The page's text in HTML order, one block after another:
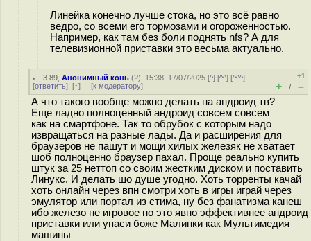
Линейка конечно лучше стока, но это всё равно
ведро, со всеми его тормозами и огороженностью.
Например, как там без боли поднять nfs? А для
телевизионной приставки это весьма актуально.
3.89 ,Анонимный конь (?), 15:38, 17/07/2025 [^] [^^] [^^^]
[ответить] [↑] [к модератору]
+1
+ / –
А что такого вообще можно делать на андроид тв?
Еще ладно полноценный андроид совсем совсем
как на смартфоне. Так то обрубок с которым надо
извращаться на разные лады. Да и расширения для
браузеров не пашут и мощи хилых железяк не хватает
шоб полноценно браузер пахал. Проще реально купить
штук за 25 неттоп со своим жестким диском и поставить
Линукс. И делать шо душе угодно. Хоть торренты качай
хоть онлайн через впн смотри хоть в игры играй через
эмулятор или портал из стима, ну без фанатизма канеш
ибо железо не игровое но это явно эффективнее андроид
приставки или упаси боже Малинки как Мультимедия
машины